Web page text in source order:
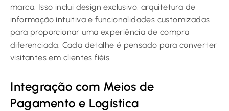
marca. Isso inclui design exclusivo, arquitetura de
informação intuitiva e funcionalidades customizadas
para proporcionar uma experiência de compra
diferenciada. Cada detalhe é pensado para converter
visitantes em clientes fiéis.
Integração com Meios de
Pagamento e Logística